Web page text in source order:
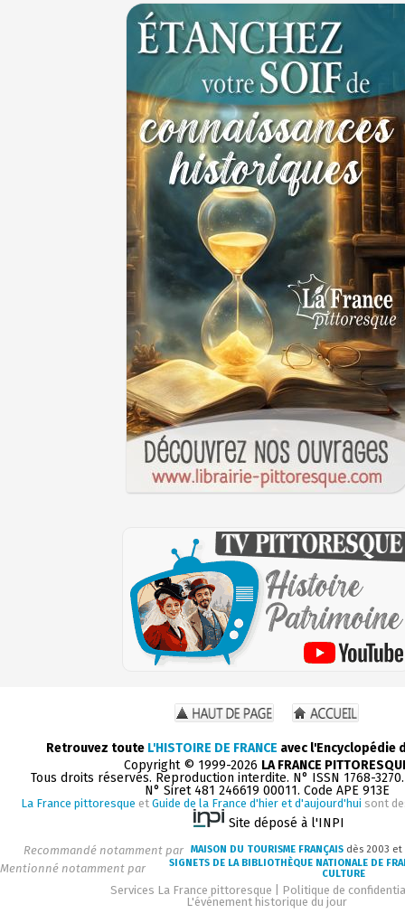
Retrouvez toute L'HISTOIRE DE FRANCE avec l'Encyclopédie
Copyright © 1999-2026 LA FRANCE
Tous droits réservés. Reproduction interdite. N° ISSN 1768-
N° Siret 481 246619 00011. Code APE 913E
La France pittoresque et Guide de la France d'hier et d'aujourd'hui sont
Site déposé à l'INPI
Recommandé notamment par MAISON DU TOURISME FRANÇAIS dès 2003 et
Mentionné notamment par
SIGNETS DE LA BIBLIOTHÈQUE NATIONALE DE
CULTURE
Services La France pittoresque
Politique de
L'événement historique du jour